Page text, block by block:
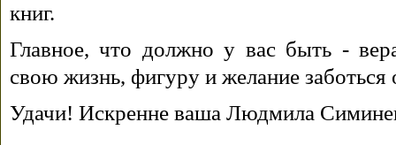
книг.
Главное, что должно у вас быть -
свою жизнь, фигуру и желание заботься
Удачи! Искренне ваша Людмила